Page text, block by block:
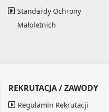
Standardy Ochrony
Małoletnich
REKRUTACJA / ZAWODY
Regulamin Rekrutacji